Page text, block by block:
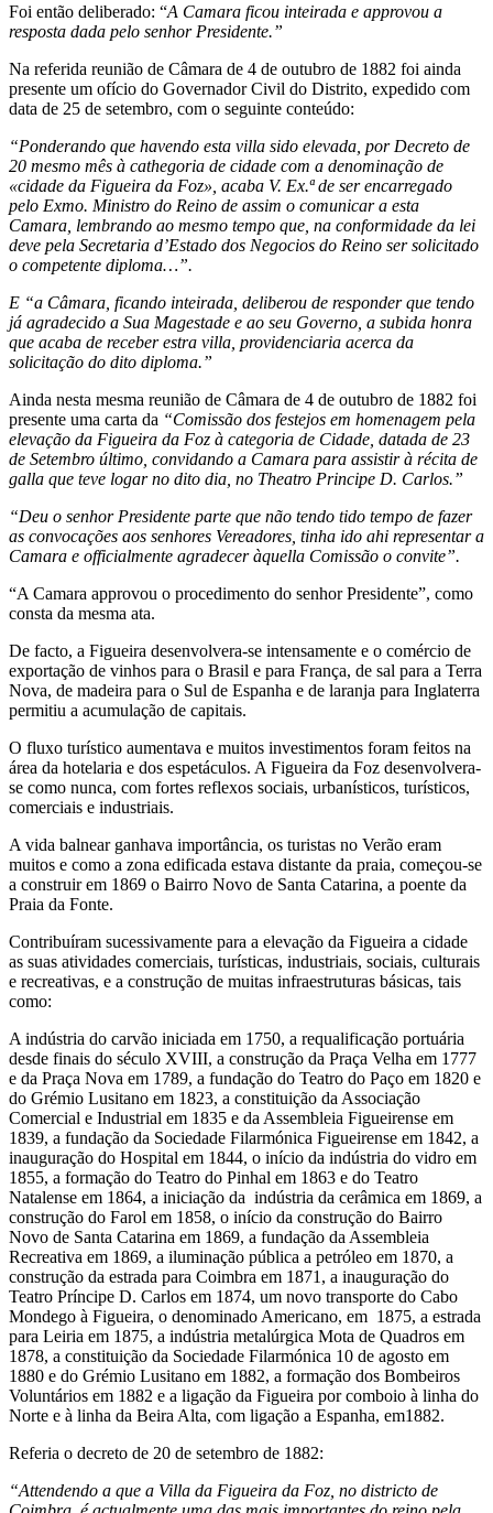
Foi então deliberado: “A Camara ficou inteirada e approvou a
resposta dada pelo senhor Presidente.”
Na referida reunião de Câmara de 4 de outubro de 1882 foi ainda
presente um ofício do Governador Civil do Distrito, expedido com
data de 25 de setembro, com o seguinte conteúdo:
“Ponderando que havendo esta villa sido elevada, por Decreto de
20 mesmo mês à cathegoria de cidade com a denominação de
«cidade da Figueira da Foz», acaba V. Ex.ª de ser encarregado
pelo Exmo. Ministro do Reino de assim o comunicar a esta
Camara, lembrando ao mesmo tempo que, na conformidade da lei
deve pela Secretaria d’Estado dos Negocios do Reino ser solicitado
o competente diploma…”.
E “a Câmara, ficando inteirada, deliberou de responder que tendo
já agradecido a Sua Magestade e ao seu Governo, a subida honra
que acaba de receber estra villa, providenciaria acerca da
solicitação do dito diploma.”
Ainda nesta mesma reunião de Câmara de 4 de outubro de 1882 foi
presente uma carta da “Comissão dos festejos em homenagem pela
elevação da Figueira da Foz à categoria de Cidade, datada de 23
de Setembro último, convidando a Camara para assistir à récita de
galla que teve logar no dito dia, no Theatro Principe D. Carlos.”
“Deu o senhor Presidente parte que não tendo tido tempo de fazer
as convocações aos senhores Vereadores, tinha ido ahi representar a
Camara e officialmente agradecer àquella Comissão o convite”.
“A Camara approvou o procedimento do senhor Presidente”, como
consta da mesma ata.
De facto, a Figueira desenvolvera-se intensamente e o comércio de
exportação de vinhos para o Brasil e para França, de sal para a Terra
Nova, de madeira para o Sul de Espanha e de laranja para Inglaterra
permitiu a acumulação de capitais.
O fluxo turístico aumentava e muitos investimentos foram feitos na
área da hotelaria e dos espetáculos. A Figueira da Foz desenvolvera-
se como nunca, com fortes reflexos sociais, urbanísticos, turísticos,
comerciais e industriais.
A vida balnear ganhava importância, os turistas no Verão eram
muitos e como a zona edificada estava distante da praia, começou-se
a construir em 1869 o Bairro Novo de Santa Catarina, a poente da
Praia da Fonte.
Contribuíram sucessivamente para a elevação da Figueira a cidade
as suas atividades comerciais, turísticas, industriais, sociais, culturais
e recreativas, e a construção de muitas infraestruturas básicas, tais
como:
A indústria do carvão iniciada em 1750, a requalificação portuária
desde finais do século XVIII, a construção da Praça Velha em 1777
e da Praça Nova em 1789, a fundação do Teatro do Paço em 1820 e
do Grémio Lusitano em 1823, a constituição da Associação
Comercial e Industrial em 1835 e da Assembleia Figueirense em
1839, a fundação da Sociedade Filarmónica Figueirense em 1842, a
inauguração do Hospital em 1844, o início da indústria do vidro em
1855, a formação do Teatro do Pinhal em 1863 e do Teatro
Natalense em 1864, a iniciação da indústria da cerâmica em 1869, a
construção do Farol em 1858, o início da construção do Bairro
Novo de Santa Catarina em 1869, a fundação da Assembleia
Recreativa em 1869, a iluminação pública a petróleo em 1870, a
construção da estrada para Coimbra em 1871, a inauguração do
Teatro Príncipe D. Carlos em 1874, um novo transporte do Cabo
Mondego à Figueira, o denominado Americano, em 1875, a estrada
para Leiria em 1875, a indústria metalúrgica Mota de Quadros em
1878, a constituição da Sociedade Filarmónica 10 de agosto em
1880 e do Grémio Lusitano em 1882, a formação dos Bombeiros
Voluntários em 1882 e a ligação da Figueira por comboio à linha do
Norte e à linha da Beira Alta, com ligação a Espanha, em1882.
Referia o decreto de 20 de setembro de 1882:
“Attendendo a que a Villa da Figueira da Foz, no districto de